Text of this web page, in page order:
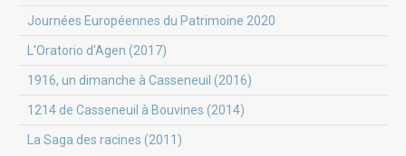
Journées Européennes du Patrimoine 2020
L'Oratorio d'Agen (2017)
1916, un dimanche à Casseneuil (2016)
1214 de Casseneuil à Bouvines (2014)
La Saga des racines (2011)